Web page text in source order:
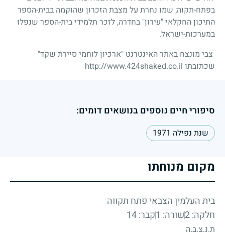
בפתח-תקוה; שמו נחרת על מצבת הזכרון שהוקמה בבית-הספר
התיכון החקלאי "עירון" בחדרה, לזכר תלמידי בית-הספר שנפלו
במערכות-ישראל.
צבי מונצח באתר האינטרנט "ארכיון לוחמי סיירת שקד"
שכתובתו http://www.424shaked.co.il
סיפורי חיים נוספים בנושאים דומים:
שנת נפילה 1971
מקום מנוחתו
בית העלמין הצבאי פתח תקווה
חלקה: 2
שורה: 1 קבר: 14
ת.נ.צ.ב.ה